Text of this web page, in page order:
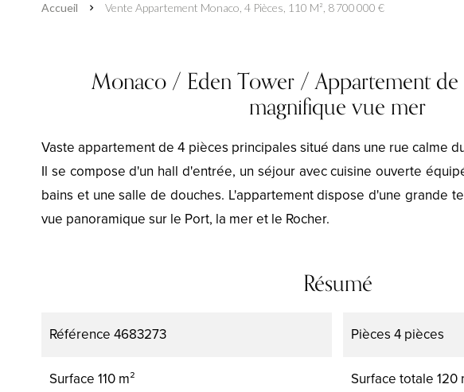
Accueil Vente Appartement Monaco, 4 Pièces, 110 M², 8 700 000 €
Monaco / Eden Tower / Appartement de
magnifique vue mer
Vaste appartement de 4 pièces principales situé dans une rue calme
Il se compose d'un hall d'entrée, un séjour avec cuisine ouverte
bains et une salle de douches. L'appartement dispose d'une grande
vue panoramique sur le Port, la mer et le Rocher.
Résumé
Référence 4683273 Pièces4 pièces
Surface 110 m² Surface totale120